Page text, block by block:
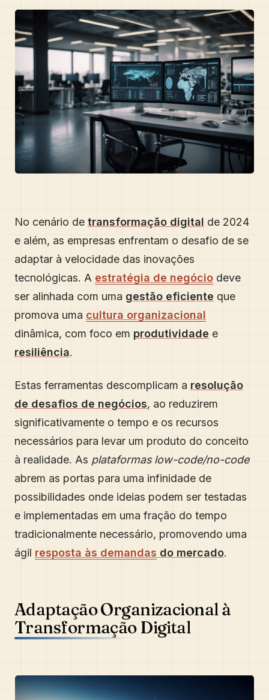
No cenário de transformação digital de 2024
e além, as empresas enfrentam o desafio de se
adaptar à velocidade das inovações
tecnológicas. A estratégia de negócio deve
ser alinhada com uma gestão eficiente que
promova uma cultura organizacional
dinâmica, com foco em produtividade e
resiliência.
Estas ferramentas descomplicam a resolução
de desafios de negócios, ao reduzirem
significativamente o tempo e os recursos
necessários para levar um produto do conceito
à realidade. As plataformas low-code/no-code
abrem as portas para uma infinidade de
possibilidades onde ideias podem ser testadas
e implementadas em uma fração do tempo
tradicionalmente necessário, promovendo uma
ágil resposta às demandas do mercado.
Adaptação Organizacional à
Transformação Digital